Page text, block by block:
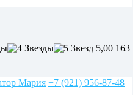
5,00 163
Мария +7 (921) 956-87-48